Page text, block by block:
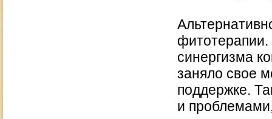
фитотерапии.
синергизма
заняло свое
поддержке.
и